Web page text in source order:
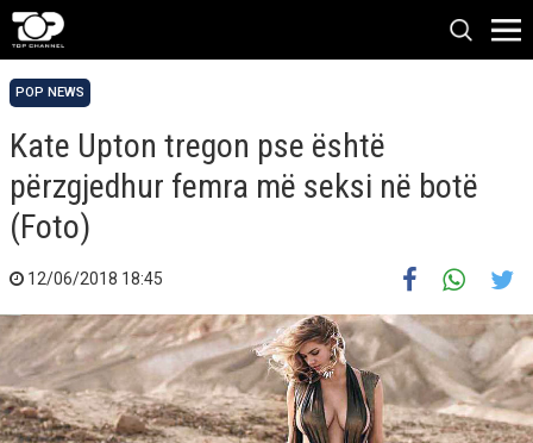
POP NEWS
Kate Upton tregon pse është
përzgjedhur femra më seksi në botë
(Foto)
12/06/2018 18:45